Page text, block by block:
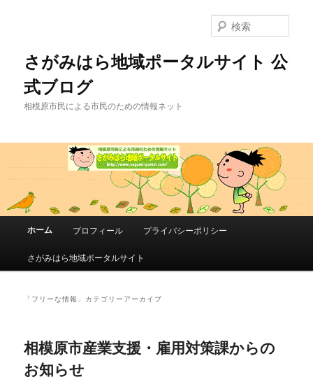
移
動
動
さがみはら地域ポータルサイト 公
式ブログ
相模原市民による市民のための情報ネット
索
メ
ホーム プロフィール プライバシーポリシー
さがみはら地域ポータルサイト
「 フリーな情報 」カテゴリーアーカイブ
相模原市産業支援・雇用対策課からの
お知らせ